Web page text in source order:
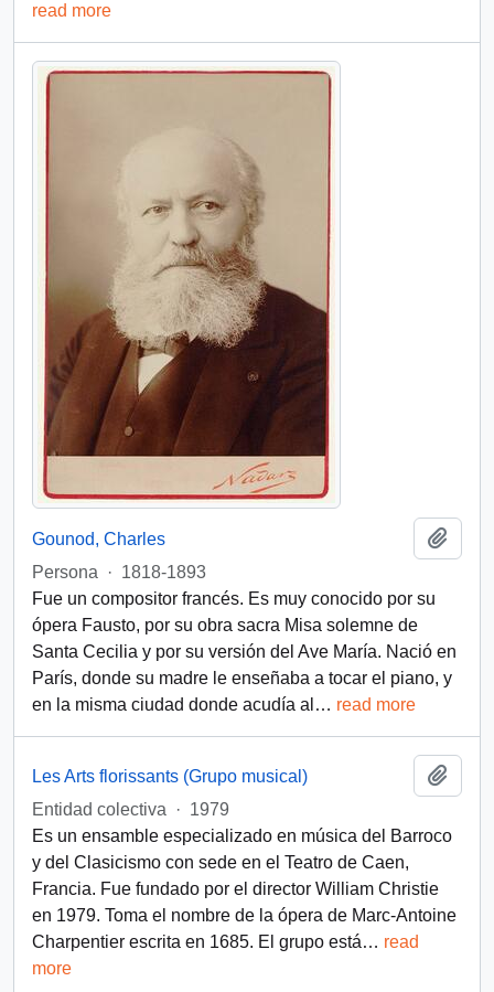
read more
Gounod, Charles
Persona
· 1818-1893
Fue un compositor francés. Es muy conocido por su
ópera Fausto, por su obra sacra Misa solemne de
Santa Cecilia y por su versión del Ave María. Nació en
París, donde su madre le enseñaba a tocar el piano, y
en la misma ciudad donde acudía al … read more
Les Arts florissants (Grupo musical)
Entidad colectiva
· 1979
Es un ensamble especializado en música del Barroco
y del Clasicismo con sede en el Teatro de Caen,
Francia. Fue fundado por el director William Christie
en 1979. Toma el nombre de la ópera de Marc-Antoine
Charpentier escrita en 1685. El grupo está… read
more